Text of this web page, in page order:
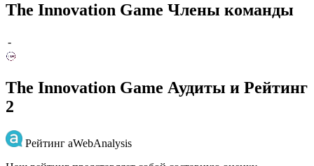
The Innovation Game Члены команды
-
The Innovation Game Аудиты и Рейтинг
2
Рейтинг aWebAnalysis